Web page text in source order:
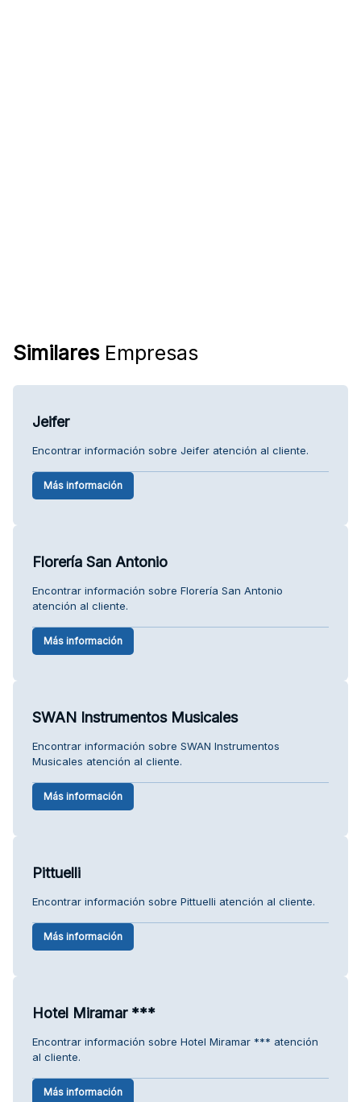
SimilaresEmpresas
Jeifer
Encontrar información sobre Jeifer atención al cliente.
Más información
Florería San Antonio
Encontrar información sobre Florería San Antonio
atención al cliente.
Más información
SWAN Instrumentos Musicales
Encontrar información sobre SWAN Instrumentos
Musicales atención al cliente.
Más información
Pittuelli
Encontrar información sobre Pittuelli atención al cliente.
Más información
Hotel Miramar ***
Encontrar información sobre Hotel Miramar *** atención
al cliente.
Más información